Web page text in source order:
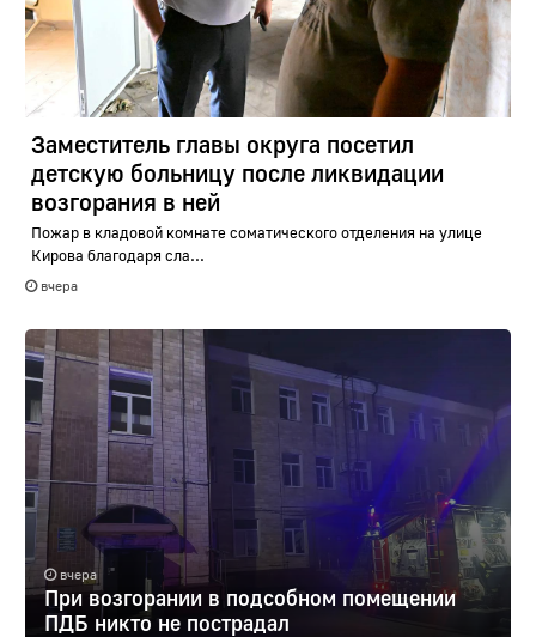
Заместитель главы округа посетил
детскую больницу после ликвидации
возгорания в ней
Пожар в кладовой комнате соматического отделения на улице
Кирова благодаря сла...
вчера
вчера
При возгорании в подсобном помещении
ПДБ никто не пострадал